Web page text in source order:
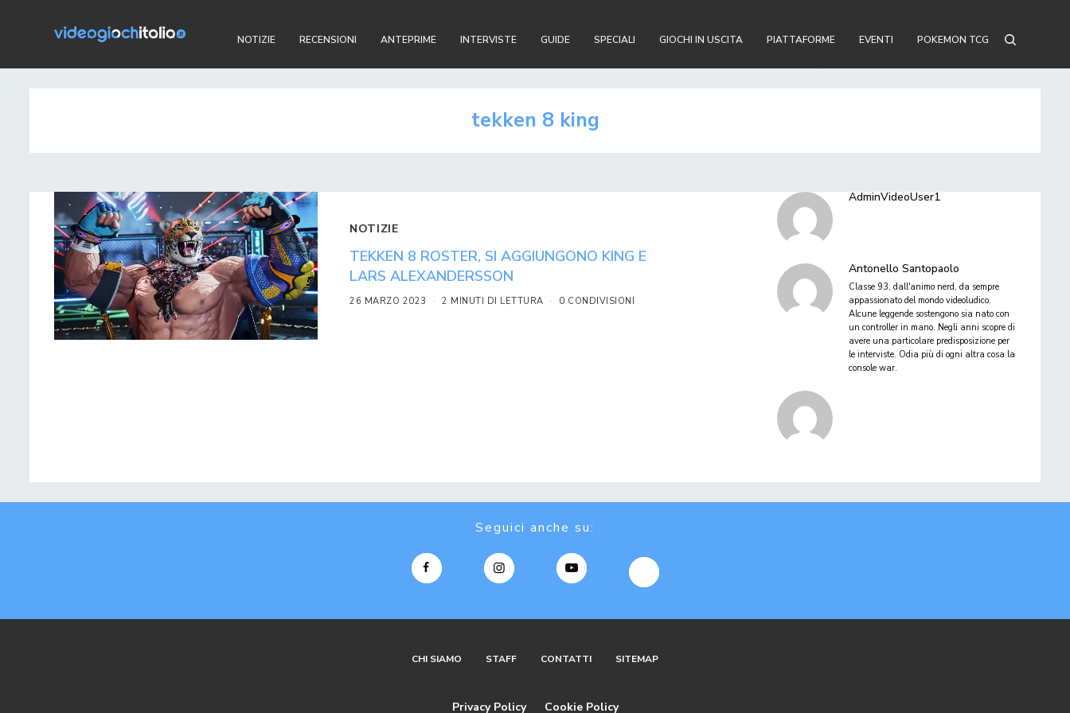
NOTIZIE RECENSIONI ANTEPRIME INTERVISTE GUIDE SPECIALI GIOCHI IN USCITA PIATTAFORME EVENTI POKEMON TCG
tekken 8 king
NOTIZIE
TEKKEN 8 ROSTER, SI AGGIUNGONO KING E
LARS ALEXANDERSSON
26 MARZO 2023 2 MINUTI DI LETTURA 0 CONDIVISIONI
AdminVideoUser1
Antonello Santopaolo
Classe 93, dall'animo nerd, da sempre
appassionato del mondo videoludico.
Alcune leggende sostengono sia nato con
un controller in mano. Negli anni scopre di
avere una particolare predisposizione per
le interviste. Odia più di ogni altra cosa la
console war.
Seguici anche su:
CHI SIAMO STAFF CONTATTI SITEMAP
Privacy Policy Cookie Policy